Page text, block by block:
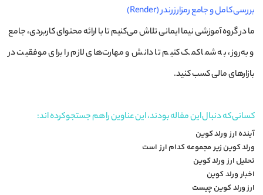
بررسی کامل و جامع رمزارز رندر (Render)
ما در گروه آموزشی نیما ایمانی تلاش می‌کنیم تا با ارائه محتوای کاربردی، جامع
و به‌روز، به شما کمک کنیم تا دانش و مهارت‌های لازم را برای موفقیت در
بازارهای مالی کسب کنید.
کسانی که دنبال این مقاله بودند، این عناوین را هم جستجو کرده اند:
آینده ارز ورلد کوین
ورلد کوین زیر مجموعه کدام ارز است
تحلیل ارز ورلد کوین
اخبار ورلد کوین
ارز ورلد کوین چیست